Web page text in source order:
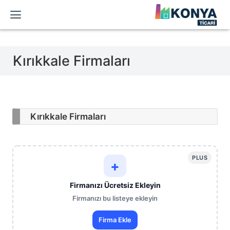
Kırıkkale Firmaları
Kırıkkale Firmaları
PLUS
+
Firmanızı Ücretsiz Ekleyin
Firmanızı bu listeye ekleyin
Firma Ekle